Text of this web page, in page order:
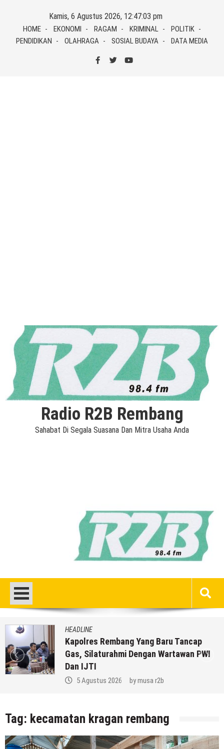
content
Kamis, 6 Agustus 2026, 12:47:03 pm
HOME EKONOMI RAGAM KRIMINAL
POLITIK
PENDIDIKAN
OLAHRAGA SOSIAL BUDAYA DATA MEDIA
Radio R2B Rembang
Sahabat Di Segala Suasana Dan Mitra Usaha Anda
HEADLINE
Kapolres Rembang Yang Baru Tancap
Gas, Silaturahmi Dengan Wartawan PWI
Dan IJTI
5 Agustus 2026 bymusa r2b
Tag: kecamatan kragan rembang